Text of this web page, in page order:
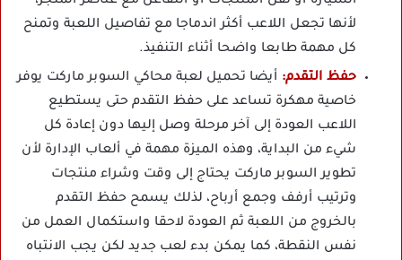
لأنها تجعل اللاعب أكثر اندماجا مع تفاصيل اللعبة وتمنح
كل مهمة طابعا واضحا أثناء التنفيذ.
حفظ التقدم: أيضا تحميل لعبة محاكي السوبر ماركت يوفر
خاصية مهكرة تساعد على حفظ التقدم حتى يستطيع
اللاعب العودة إلى آخر مرحلة وصل إليها دون إعادة كل
شيء من البداية، وهذه الميزة مهمة في ألعاب الإدارة لأن
تطوير السوبر ماركت يحتاج إلى وقت وشراء منتجات
وترتيب أرفف وجمع أرباح، لذلك يسمح حفظ التقدم
بالخروج من اللعبة ثم العودة لاحقا واستكمال العمل من
نفس النقطة، كما يمكن بدء لعب جديد لكن يجب الانتباه